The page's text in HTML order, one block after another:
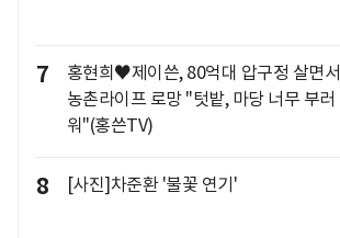
7
홍현희♥제이쓴, 80억대 압구정 살면서
농촌라이프 로망 "텃밭, 마당 너무 부러
워"(홍쓴TV)
8 [사진]차준환 '불꽃 연기'